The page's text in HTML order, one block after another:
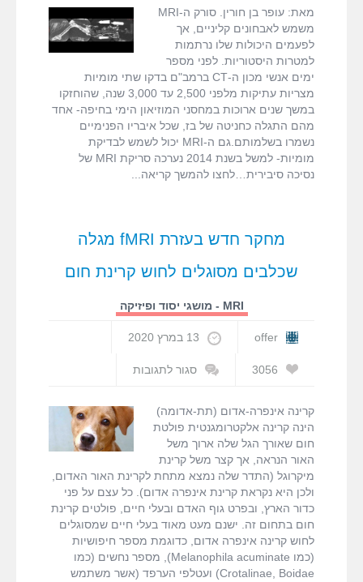
MRI
חורין
מאת: עופר בן חורין. סורק ה-MRI
משמש לאבחונים קליניים, אך
לפעמים היכולות שלו נרתמות
למטרות היסטוריות. לפני מספר
ימים אנשי מכון ה-CT ברמב"ם בדקו שתי מומיות
מצריות עתיקות מלפני 2,500 עד 3,000 שנה, שהוחזקו
במשך שנים ארוכות במחסני המוזיאון הימי בחיפה- אחד
מהם התגלה כחניטה של בז, שכל איבריו הפנימיים
נשמרו בשלמותם.גם ה-MRI יכול לשמש לבדיקת
מומיות- למשל בשנת 2014 נערכה סריקת MRI של
נסיכה סיבירית…לחצו להמשך קריאה
מחקר חדש בעזרת fMRI מגלה
שכלבים מסוגלים לחוש קרינת חום
MRI - מושגי יסוד ופיזיקה
offer 13 במרץ 2020
3056
סגור לתגובות
חדש
בעזרת
fMRI
מגלה
שכלבים
מסוגלים
לחוש
קרינת
חום
קרינה אינפרה-אדום (תת-אדומה)
הינה קרינה אלקטרומגנטית פולטת
חום שאורך הגל שלה ארוך משל
האור הנראה, אך קצר משל קרינת
מיקרוגל (התדר שלה נמצא מתחת לקרינת האור האדום,
ולכן היא נקראת קרינת אינפרה אדום). כל עצם על פני
כדור הארץ, ובפרט גוף האדם ובעלי חיים, פולטים קרינת
חום בתחום זה. ישנם מעט מאוד בעלי חיים שמסוגלים
לחוש קרינה אינפרה אדום, כדוגמת מספר חיפושיות
(כמו Melanophila acuminate), מספר נחשים (כמו
Crotalinae, Boidae) ועטלפי הערפד (אשר משתמש